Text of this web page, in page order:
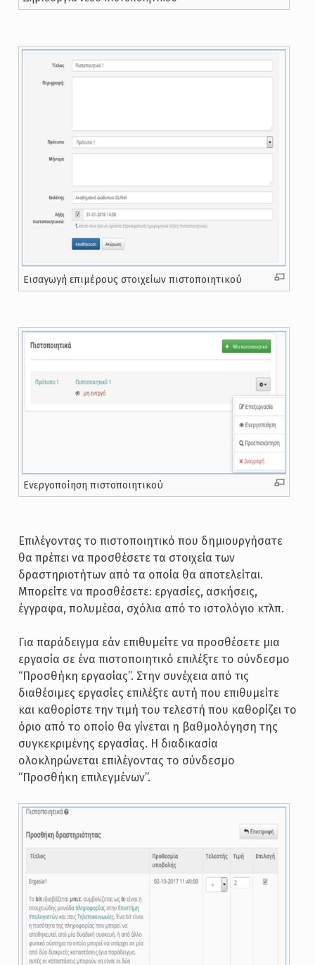
Εισαγωγή επιμέρους στοιχείων πιστοποιητικού
Ενεργοποίηση πιστοποιητικού
Επιλέγοντας το πιστοποιητικό που δημιουργήσατε
θα πρέπει να προσθέσετε τα στοιχεία των
δραστηριοτήτων από τα οποία θα αποτελείται.
Μπορείτε να προσθέσετε: εργασίες, ασκήσεις,
έγγραφα, πολυμέσα, σχόλια από το ιστολόγιο κτλπ.
Για παράδειγμα εάν επιθυμείτε να προσθέσετε μια
εργασία σε ένα πιστοποιητικό επιλέξτε το σύνδεσμο
“Προσθήκη εργασίας”. Στην συνέχεια από τις
διαθέσιμες εργασίες επιλέξτε αυτή που επιθυμείτε
και καθορίστε την τιμή του τελεστή που καθορίζει το
όριο από το οποίο θα γίνεται η βαθμολόγηση της
συγκεκριμένης εργασίας. Η διαδικασία
ολοκληρώνεται επιλέγοντας το σύνδεσμο
“Προσθήκη επιλεγμένων”.